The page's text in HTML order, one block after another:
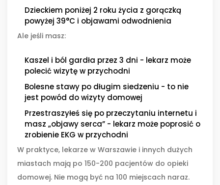
Dzieckiem poniżej 2 roku życia z gorączką
powyżej 39°C i objawami odwodnienia
Ale jeśli masz:
Kaszel i ból gardła przez 3 dni - lekarz może
polecić wizytę w przychodni
Bolesne stawy po długim siedzeniu - to nie
jest powód do wizyty domowej
Przestraszyłeś się po przeczytaniu internetu i
masz „objawy serca” - lekarz może poprosić o
zrobienie EKG w przychodni
W praktyce, lekarze w Warszawie i innych dużych
miastach mają po 150-200 pacjentów do opieki
domowej. Nie mogą być na 100 miejscach naraz.